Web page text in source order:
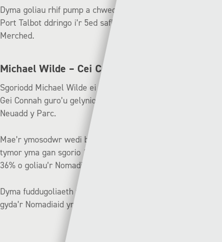
Dyma goliau rhif pump a chwech o’r tymor i Thomas wrth i
Port Talbot ddringo i’r 5ed safle yn Uwch Gynghrair y
Merched.
Michael Wilde – Cei Connah
Sgoriodd Michael Wilde ei hat-tric cyntaf ers 2018 wrth i
Gei Connah guro’u gelynion, Y Seintiau Newydd 1-4 ar
Neuadd y Parc.
Mae’r ymosodwr wedi bod yn allweddol i’r Pencampwyr y
tymor yma gan sgorio 18 gôl a chreu 4 – gan gyfrannu at
36% o goliau’r Nomadiaid y tymor hwn.
Dyma fuddugoliaeth fawr yn y ras am y Bencampwriaeth,
gyda’r Nomadiaid yn camu triphwynt yn glir ar y brig.